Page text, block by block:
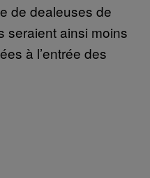
de dealeuses de
seraient ainsi moins
à l’entrée des